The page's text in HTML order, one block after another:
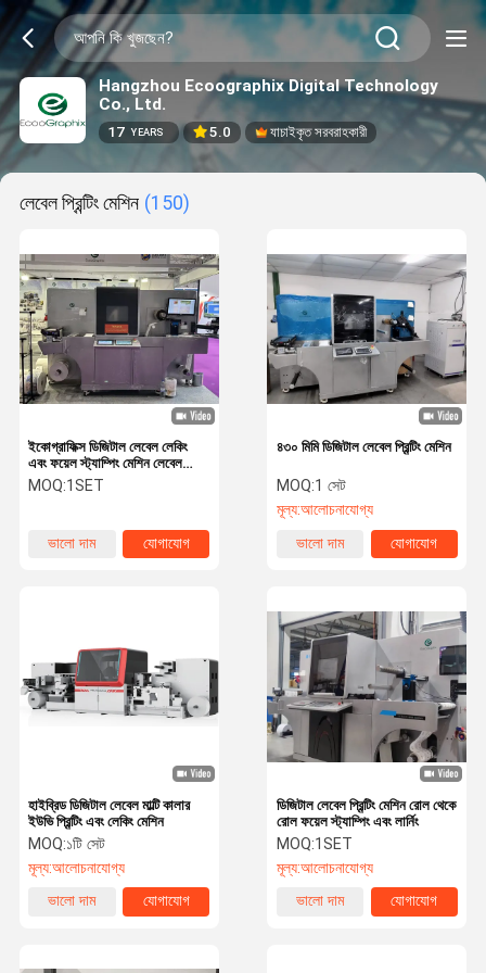
Hangzhou Ecoographix Digital Technology
Co., Ltd.
17 YEARS 5.0 যাচাইকৃত সরবরাহকারী
লেবেল প্রিন্টিং মেশিন (150)
ইকোগ্রাফিক্স ডিজিটাল লেবেল লেকিং
এবং ফয়েল স্ট্যাম্পিং মেশিন লেবেল
প্রসাধন সরঞ্জাম
MOQ:1SET
ভালো দাম যোগাযোগ
৪৩০ মিমি ডিজিটাল লেবেল প্রিন্টিং মেশিন
MOQ:1 সেট
মূল্য:আলোচনাযোগ্য
ভালো দাম
যোগাযোগ
হাইব্রিড ডিজিটাল লেবেল মাল্টি কালার
ইউভি প্রিন্টিং এবং লেকিং মেশিন
MOQ:১টি সেট
মূল্য:আলোচনাযোগ্য
ভালো দাম
যোগাযোগ
ডিজিটাল লেবেল প্রিন্টিং মেশিন রোল থেকে
রোল ফয়েল স্ট্যাম্পিং এবং লার্নিং
MOQ:1SET
মূল্য:আলোচনাযোগ্য
ভালো দাম
যোগাযোগ